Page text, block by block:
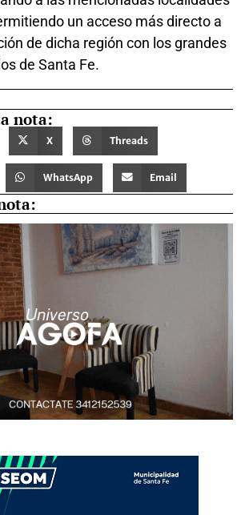
un acceso más directo a
de dicha región con los grandes
de Santa Fe.
nota:
X Threads
WhatsApp Email